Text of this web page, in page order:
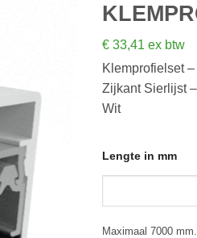
€ 33,41 ex btw
Klemprofielset
Zijkant Sierlijst
Wit
Lengte in mm
Maximaal 7000 mm.